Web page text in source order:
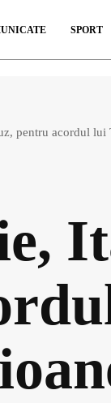
SPORT
pentru acordul lui